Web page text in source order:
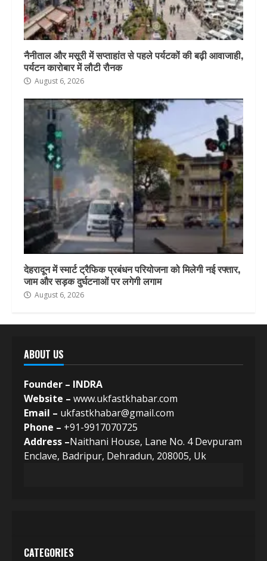
नैनीताल और मसूरी में सप्ताहांत से पहले पर्यटकों की बढ़ी आवाजाही,
पर्यटन कारोबार में लौटी रौनक
August 6, 2026
देहरादून में स्मार्ट ट्रैफिक प्रबंधन परियोजना को मिलेगी नई रफ्तार,
जाम और सड़क दुर्घटनाओं पर लगेगी लगाम
August 6, 2026
ABOUT US
Founder – INDRA
Website – www.ukfastkhabar.com
Email – ukfastkhabar@gmail.com
Phone – +91-9917070725
Address –Naithani House, Lane No. 4 Devpuram
Enclave, Badripur, Dehradun, 208005, Uk
CATEGORIES